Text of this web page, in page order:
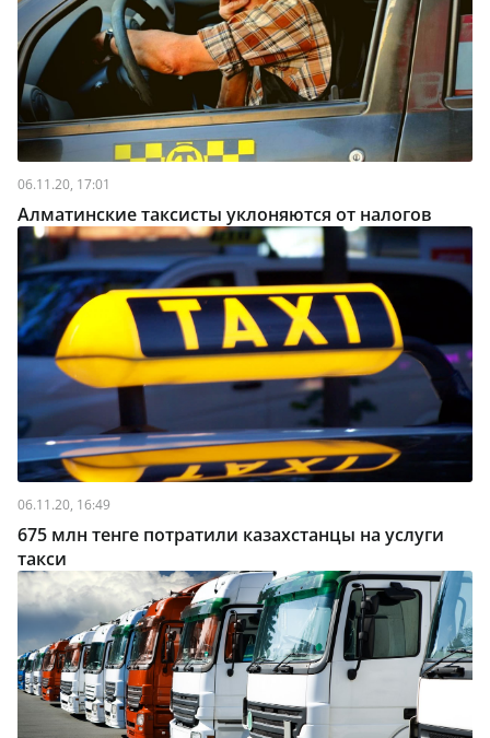
06.11.20, 17:01
Алматинские таксисты уклоняются от налогов
06.11.20, 16:49
675 млн тенге потратили казахстанцы на услуги
такси